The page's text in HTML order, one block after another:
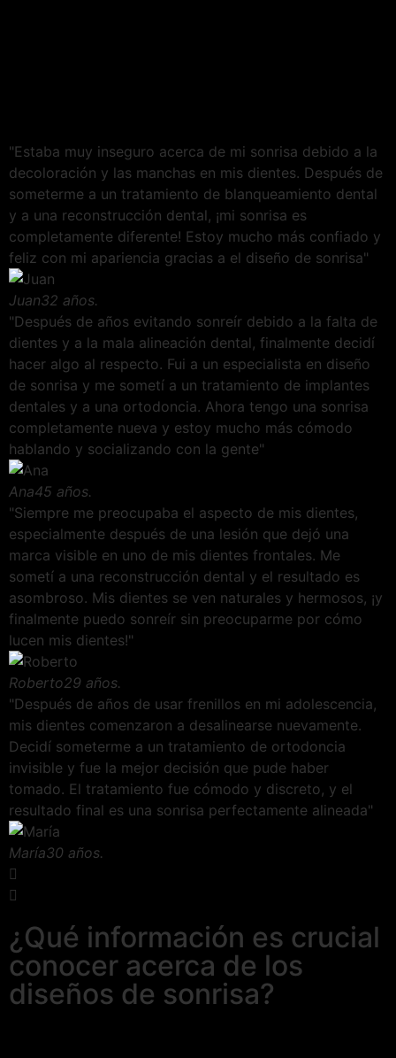
"Estaba muy inseguro acerca de mi sonrisa debido a la
decoloración y las manchas en mis dientes. Después de
someterme a un tratamiento de blanqueamiento dental
y a una reconstrucción dental, ¡mi sonrisa es
completamente diferente! Estoy mucho más confiado y
feliz con mi apariencia gracias a el diseño de sonrisa"
Juan32 años.
"Después de años evitando sonreír debido a la falta de
dientes y a la mala alineación dental, finalmente decidí
hacer algo al respecto. Fui a un especialista en diseño
de sonrisa y me sometí a un tratamiento de implantes
dentales y a una ortodoncia. Ahora tengo una sonrisa
completamente nueva y estoy mucho más cómodo
hablando y socializando con la gente"
Ana45 años.
"Siempre me preocupaba el aspecto de mis dientes,
especialmente después de una lesión que dejó una
marca visible en uno de mis dientes frontales. Me
sometí a una reconstrucción dental y el resultado es
asombroso. Mis dientes se ven naturales y hermosos, ¡y
finalmente puedo sonreír sin preocuparme por cómo
lucen mis dientes!"
Roberto29 años.
"Después de años de usar frenillos en mi adolescencia,
mis dientes comenzaron a desalinearse nuevamente.
Decidí someterme a un tratamiento de ortodoncia
invisible y fue la mejor decisión que pude haber
tomado. El tratamiento fue cómodo y discreto, y el
resultado final es una sonrisa perfectamente alineada"
María30 años.
¿Qué información es crucial
conocer acerca de los
diseños de sonrisa?